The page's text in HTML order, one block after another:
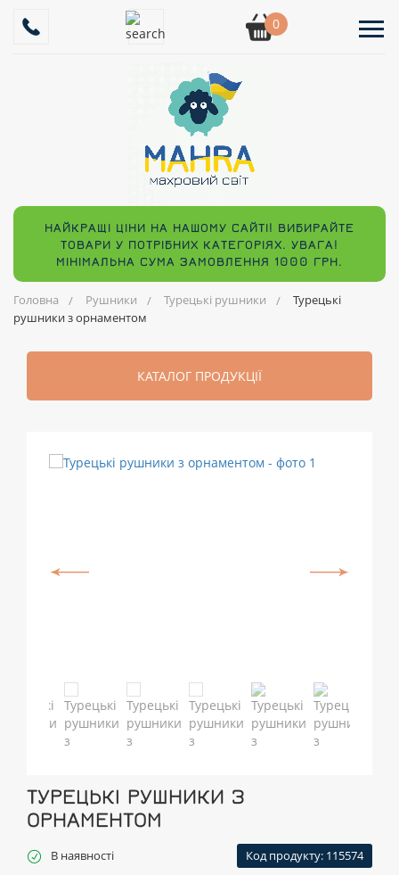
0
НАЙКРАЩІ ЦІНИ НА НАШОМУ САЙТІ! ВИБИРАЙТЕ
ТОВАРИ У ПОТРІБНИХ КАТЕГОРІЯХ. УВАГА!
МІНІМАЛЬНА СУМА ЗАМОВЛЕННЯ 1000 ГРН.
Головна Рушники Турецькі рушники
Турецькі
рушники з орнаментом
КАТАЛОГ ПРОДУКЦІЇ
ТУРЕЦЬКІ РУШНИКИ З
ОРНАМЕНТОМ
В наявності Код продукту: 115574